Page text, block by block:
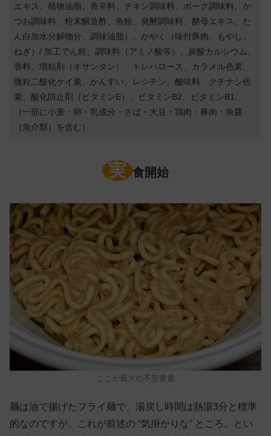
エキス、植物油脂、香辛料、チキン調味料、ポーク調味料、か
つお調味料、粉末醸造酢、魚粉、発酵調味料、酵母エキス、た
ん白加水分解物分、調味油脂）、かやく（味付豚肉、もやし、
ねぎ）/ 加工でん粉、調味料（アミノ酸等）、炭酸カルシウム、
香料、増粘剤（キサンタン）、トレハロース、カラメル色素、
微粒二酸化ケイ素、かんすい、レシチン、酸味料、クチナシ色
素、酸化防止剤（ビタミンE）、ビタミンB2、ビタミンB1、
（一部に小麦・卵・乳成分・さば・大豆・鶏肉・豚肉・魚醤
（魚介類）を含む）
実 食開始
ここが最大の不安要素
麺は油で揚げたフライ麺で、湯戻し時間は熱湯3分と標準
的なのですが、これが前述の “気掛かりな” ところ。とい